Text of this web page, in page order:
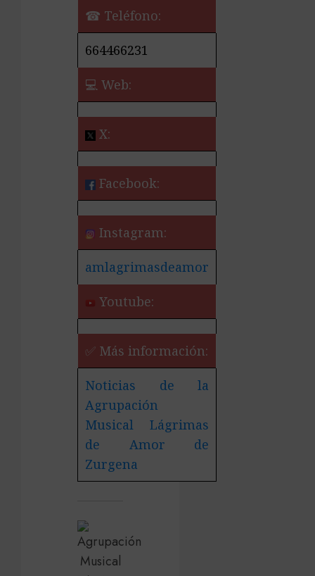
☎ Teléfono:
664466231
💻 Web:
X:
Facebook:
Instagram:
amlagrimasdeamor
Youtube:
✅ Más información:
Noticias de la
Agrupación
Musical Lágrimas
de Amor de
Zurgena